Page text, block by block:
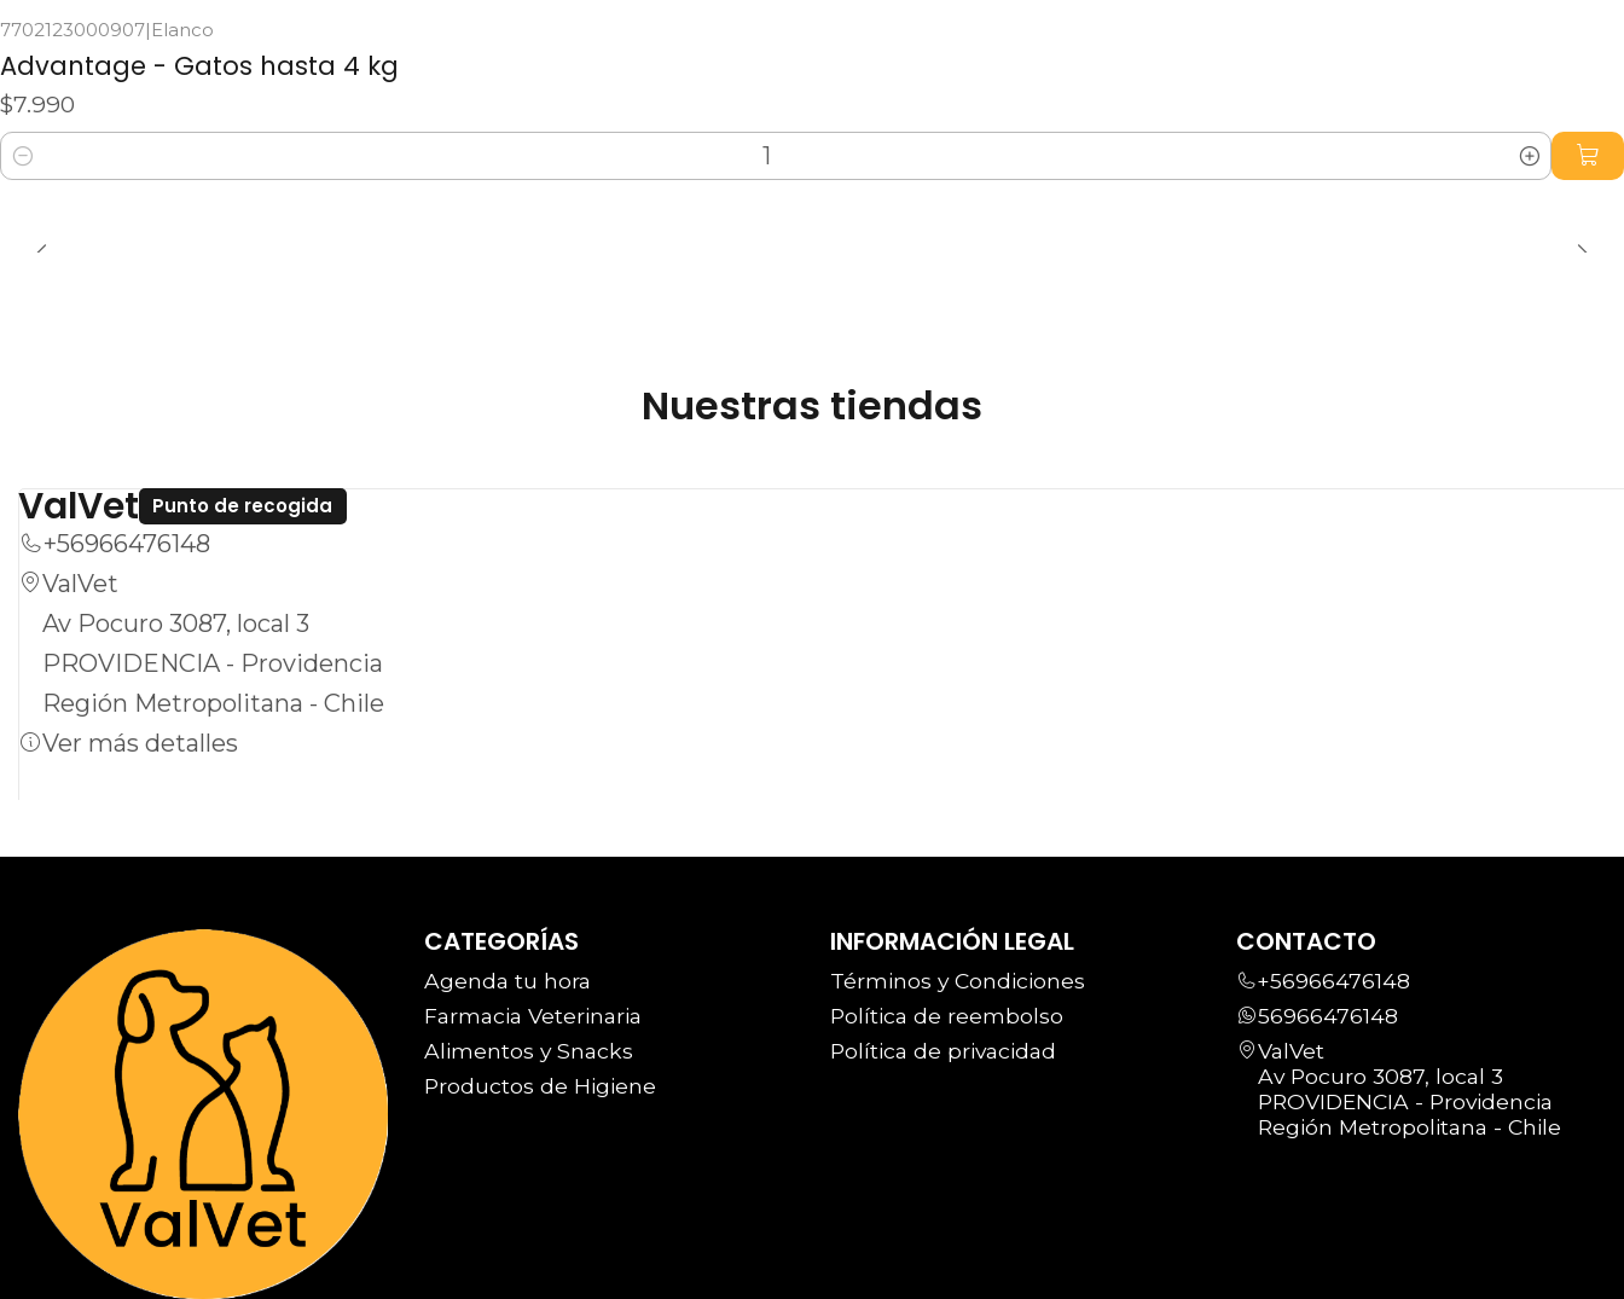
7702123000907| Elanco
Advantage - Gatos hasta 4 kg
$7.990
Cantidad
Nuestras tiendas
ValVet Punto de recogida
+56966476148
ValVet
Av Pocuro 3087, local 3
PROVIDENCIA - Providencia
Región Metropolitana - Chile
Ver más detalles
CATEGORÍAS
Agenda tu hora
Farmacia Veterinaria
Alimentos y Snacks
Productos de Higiene
INFORMACIÓN LEGAL
Términos y Condiciones
Política de reembolso
Política de privacidad
CONTACTO
+56966476148
56966476148
ValVet
Av Pocuro 3087, local 3
PROVIDENCIA - Providencia
Región Metropolitana - Chile